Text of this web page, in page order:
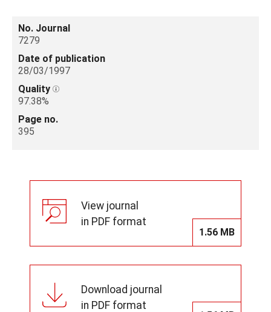
No. Journal
7279
Date of publication
28/03/1997
Quality
97.38%
Page no.
395
View journal
in PDF format
1.56 MB
Download journal
in PDF format